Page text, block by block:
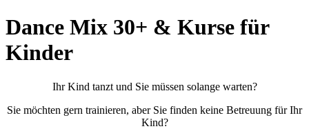
Dance Mix 30+ & Kurse für
Kinder
Ihr Kind tanzt und Sie müssen solange warten?
Sie möchten gern trainieren, aber Sie finden keine Betreuung für Ihr
Kind?